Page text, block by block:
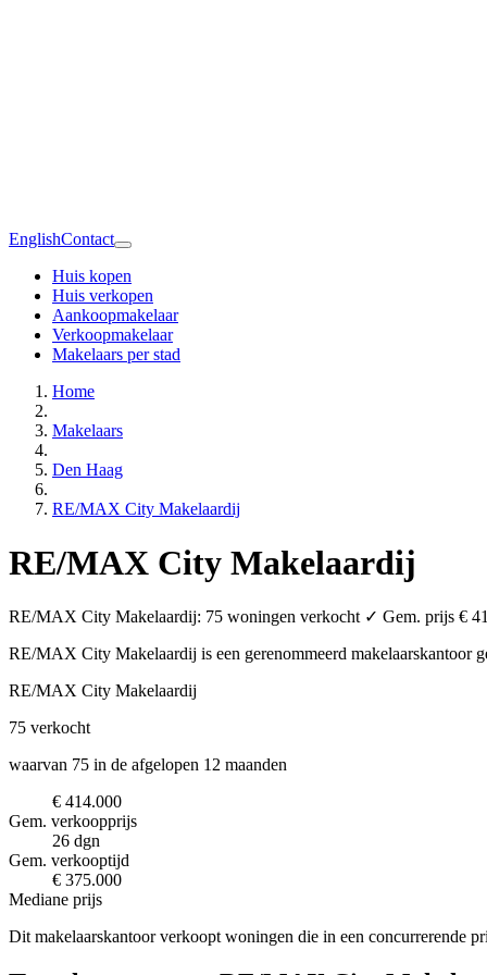
EnglishContact
Huis kopen
Huis verkopen
Aankoopmakelaar
Verkoopmakelaar
Makelaars per stad
Home
Makelaars
Den Haag
RE/MAX City Makelaardij
RE/MAX City Makelaardij
RE/MAX City Makelaardij: 75 woningen verkocht ✓ Gem. prijs €
RE/MAX City Makelaardij is een gerenommeerd makelaarskantoor
RE/MAX City Makelaardij
75 verkocht
waarvan 75 in de afgelopen 12 maanden
€ 414.000
Gem. verkoopprijs
26 dgn
Gem. verkooptijd
€ 375.000
Mediane prijs
Dit makelaarskantoor verkoopt woningen die in een concurrerende